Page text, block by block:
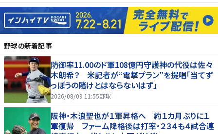
野球の新着記事
防御率11.00のド軍108億円守護神の代役は佐々
木朗希？ 米記者が“電撃プラン”を提唱「当てず
っぽうの賭けとはならないはず」
2026/08/09 11:55野球
阪神・木浪聖也が１軍昇格へ 約１カ月ぶりに１
軍復帰 ファーム降格後は打率・２３４も４試合連